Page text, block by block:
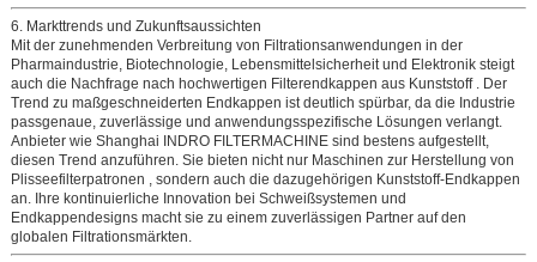
6. Markttrends und Zukunftsaussichten
Mit der zunehmenden Verbreitung von Filtrationsanwendungen in der
Pharmaindustrie, Biotechnologie, Lebensmittelsicherheit und Elektronik steigt
auch die Nachfrage nach hochwertigen Filterendkappen aus Kunststoff. Der
Trend zu maßgeschneiderten Endkappen ist deutlich spürbar, da die Industrie
passgenaue, zuverlässige und anwendungsspezifische Lösungen verlangt.
Anbieter wie Shanghai INDRO FILTERMACHINEsind bestens aufgestellt,
diesen Trend anzuführen. Sie bieten nicht nur Maschinen zur Herstellung von
Plisseefilterpatronen , sondern auch die dazugehörigen Kunststoff-Endkappen
an. Ihre kontinuierliche Innovation bei Schweißsystemen und
Endkappendesigns macht sie zu einem zuverlässigen Partner auf den
globalen Filtrationsmärkten.